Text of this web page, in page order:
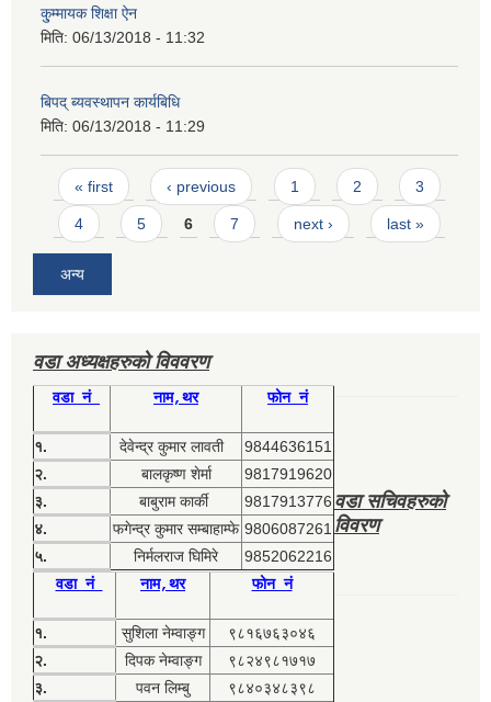
कु्म्मायक शिक्षा ऐन
मिति: 06/13/2018 - 11:32
बिपद् ब्यवस्थापन कार्यबिधि
मिति: 06/13/2018 - 11:29
Pages
« first ‹ previous 1 2 3
4 5 6 7 next › last »
अन्य
वडा अध्यक्षहरुको विववरण
वडा नं नाम,थर फोन नं
१. देवेन्द्र कुमार लावती
9844636151
२.
बालकृष्ण शेर्मा
9817919620
३.
बाबुराम कार्की
9817913776
४.
फगेन्द्र कुमार सम्बाहाम्फे 9806087261
५.
निर्मलराज घिमिरे 9852062216
वडा सचिवहरुको
विवरण
वडा नं नाम,थर फोन नं
१. सुशिला नेम्वाङ्ग
९८१६७६३०४६
२.
दिपक नेम्वाङ्ग
९८२४९८१७१७
३.
पवन लिम्बु
९८४०३४८३९८